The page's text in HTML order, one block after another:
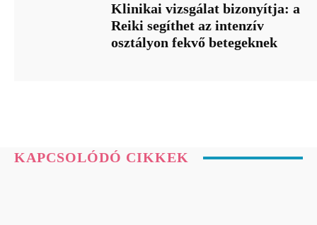
Klinikai vizsgálat bizonyítja: a
Reiki segíthet az intenzív
osztályon fekvő betegeknek
KAPCSOLÓDÓ CIKKEK